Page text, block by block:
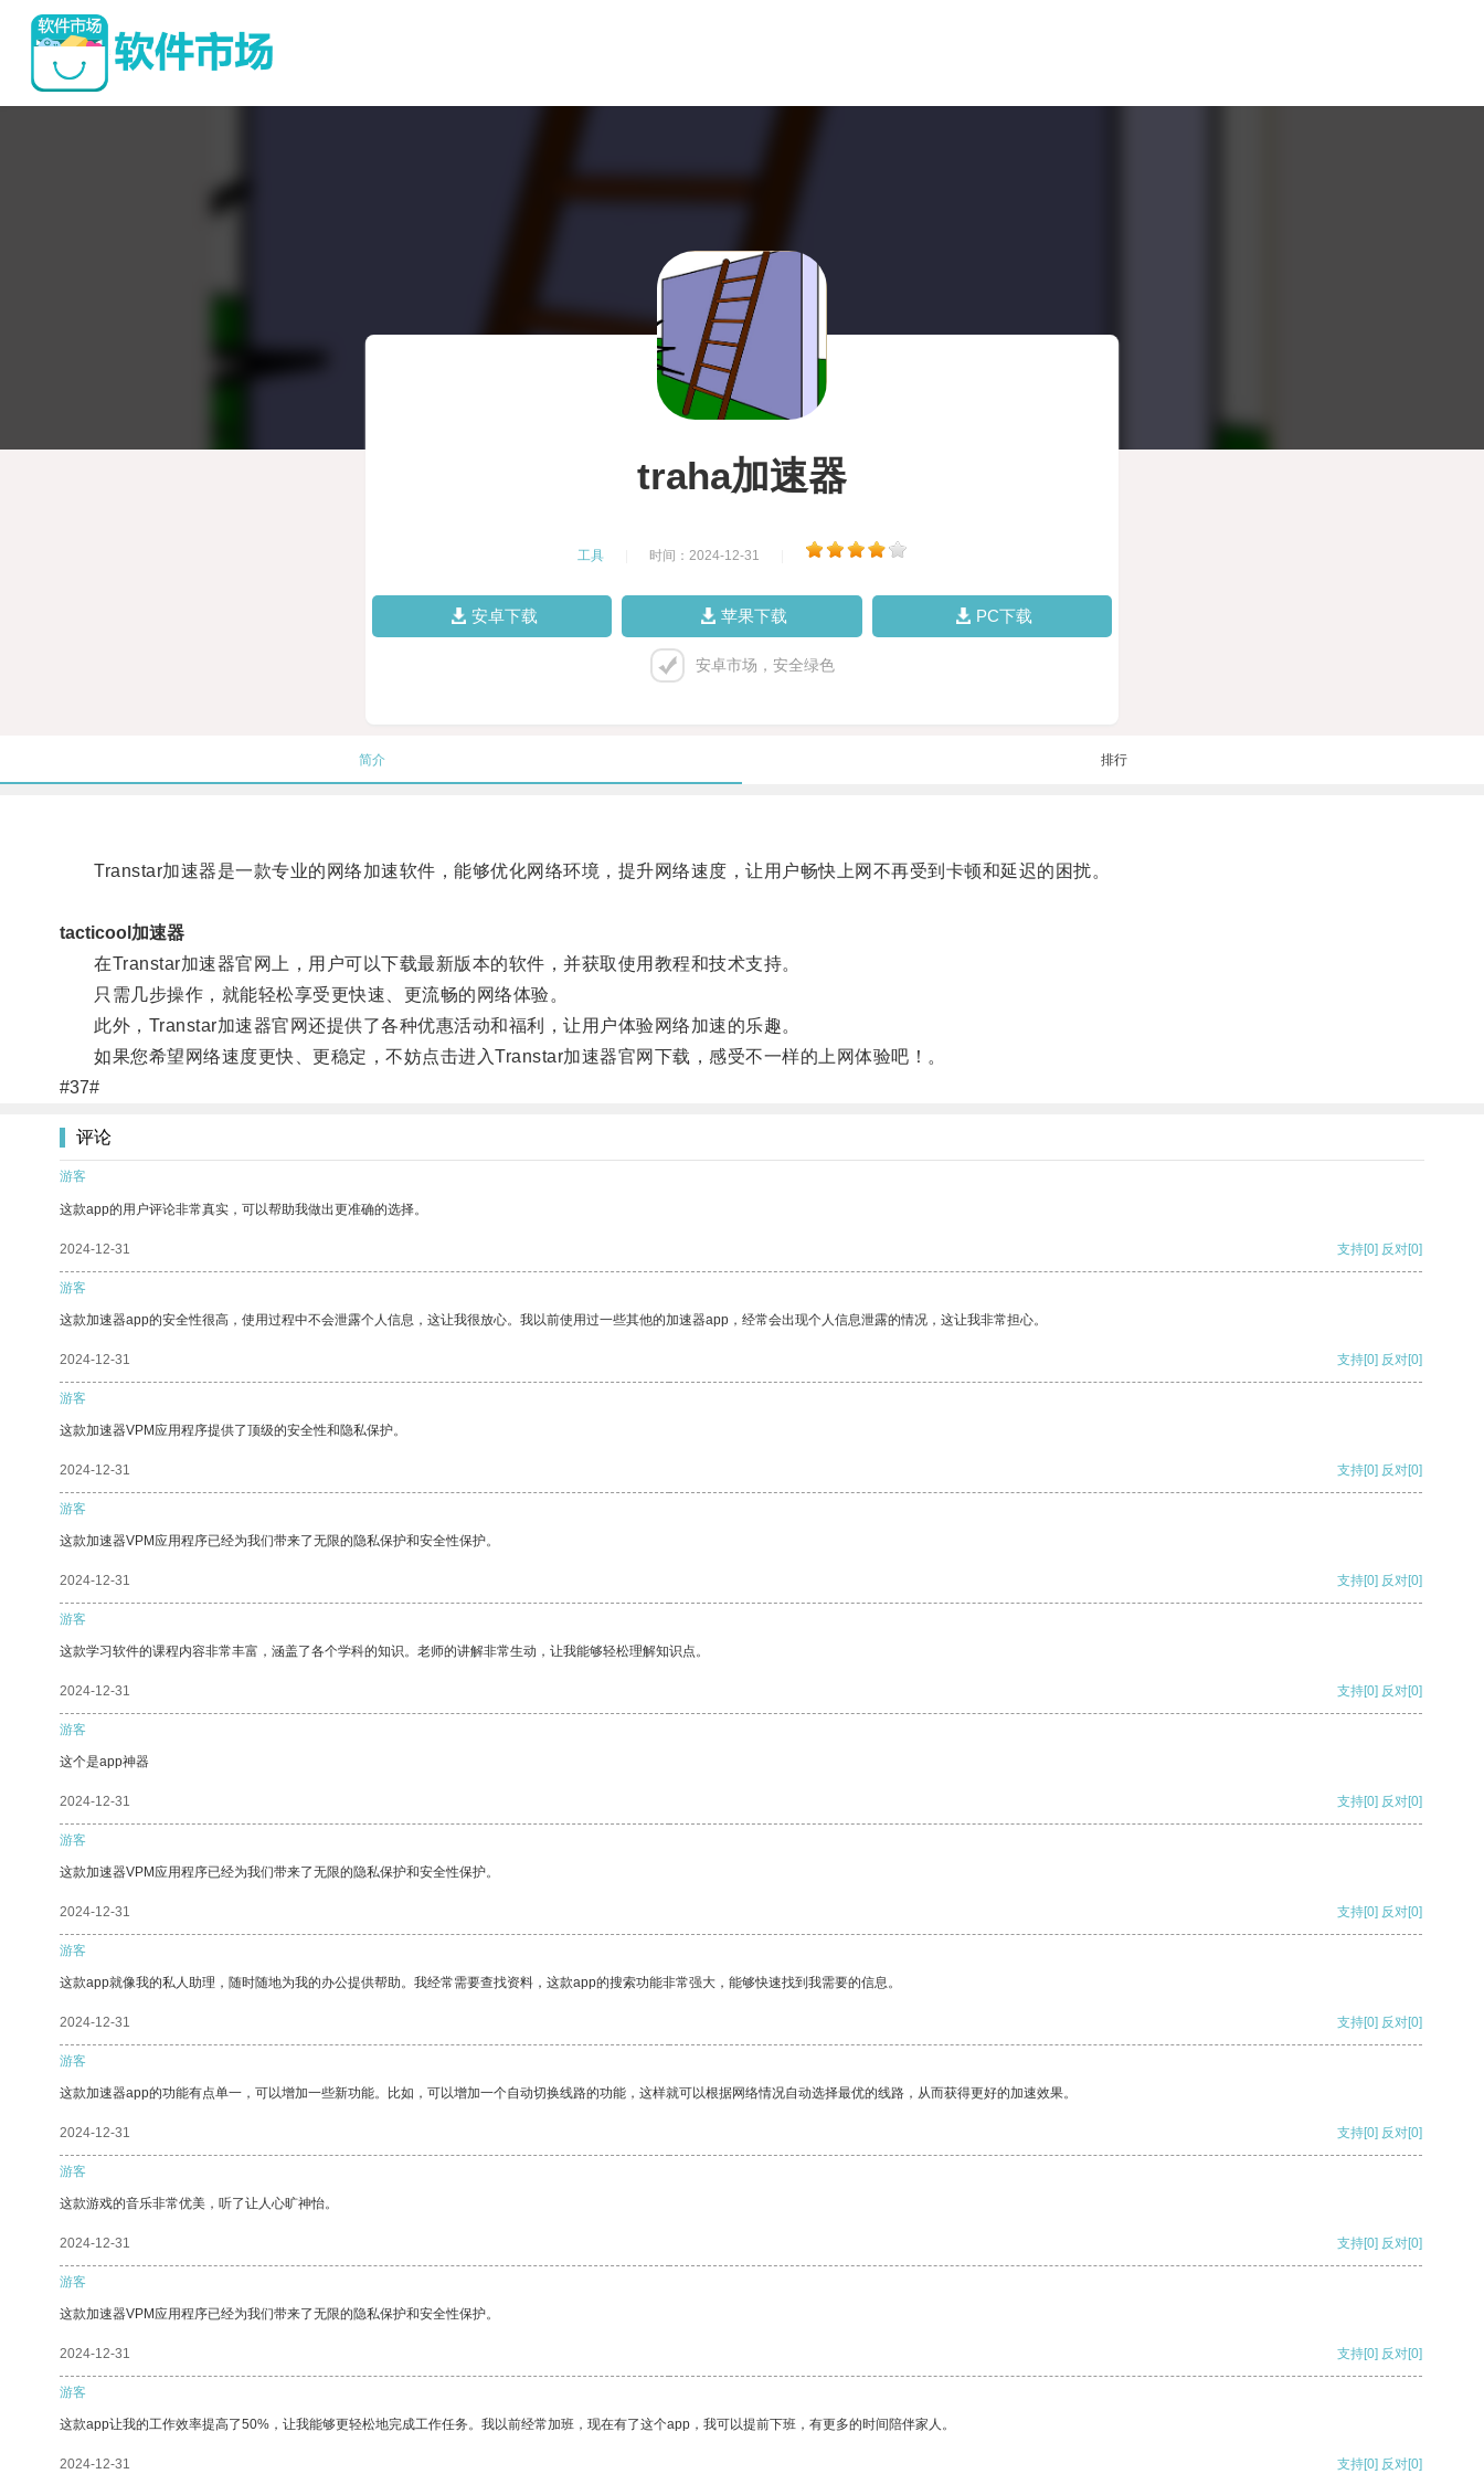
traha加速器
工具 时间：2024-12-31
安卓下载 苹果下载 PC下载
安卓市场，安全绿色
简介 排行
Transtar加速器是一款专业的网络加速软件，能够优化网络环境，提升网络速度，让用户畅快上网不再受到卡顿和延迟的困扰。
tacticool加速器
在Transtar加速器官网上，用户可以下载最新版本的软件，并获取使用教程和技术支持。
只需几步操作，就能轻松享受更快速、更流畅的网络体验。
此外，Transtar加速器官网还提供了各种优惠活动和福利，让用户体验网络加速的乐趣。
如果您希望网络速度更快、更稳定，不妨点击进入Transtar加速器官网下载，感受不一样的上网体验吧！。
#37#
评论
游客
这款app的用户评论非常真实，可以帮助我做出更准确的选择。
2024-12-31 支持[0] 反对[0]
游客
这款加速器app的安全性很高，使用过程中不会泄露个人信息，这让我很放心。我以前使用过一些其他的加速器app，经常会出现个人信息泄露的情况，这让我非常担心。
2024-12-31 支持[0] 反对[0]
游客
这款加速器VPM应用程序提供了顶级的安全性和隐私保护。
2024-12-31 支持[0] 反对[0]
游客
这款加速器VPM应用程序已经为我们带来了无限的隐私保护和安全性保护。
2024-12-31 支持[0] 反对[0]
游客
这款学习软件的课程内容非常丰富，涵盖了各个学科的知识。老师的讲解非常生动，让我能够轻松理解知识点。
2024-12-31 支持[0] 反对[0]
游客
这个是app神器
2024-12-31 支持[0] 反对[0]
游客
这款加速器VPM应用程序已经为我们带来了无限的隐私保护和安全性保护。
2024-12-31 支持[0] 反对[0]
游客
这款app就像我的私人助理，随时随地为我的办公提供帮助。我经常需要查找资料，这款app的搜索功能非常强大，能够快速找到我需要的信息。
2024-12-31 支持[0] 反对[0]
游客
这款加速器app的功能有点单一，可以增加一些新功能。比如，可以增加一个自动切换线路的功能，这样就可以根据网络情况自动选择最优的线路，从而获得更好的加速效果。
2024-12-31 支持[0] 反对[0]
游客
这款游戏的音乐非常优美，听了让人心旷神怡。
2024-12-31 支持[0] 反对[0]
游客
这款加速器VPM应用程序已经为我们带来了无限的隐私保护和安全性保护。
2024-12-31 支持[0] 反对[0]
游客
这款app让我的工作效率提高了50%，让我能够更轻松地完成工作任务。我以前经常加班，现在有了这个app，我可以提前下班，有更多的时间陪伴家人。
2024-12-31 支持[0] 反对[0]